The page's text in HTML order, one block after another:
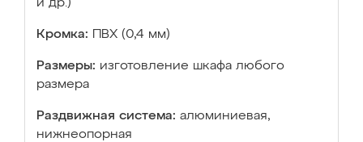
и др.)
Кромка: ПВХ (0,4 мм)
Размеры: изготовление шкафа любого
размера
Раздвижная система: алюминиевая,
нижнеопорная